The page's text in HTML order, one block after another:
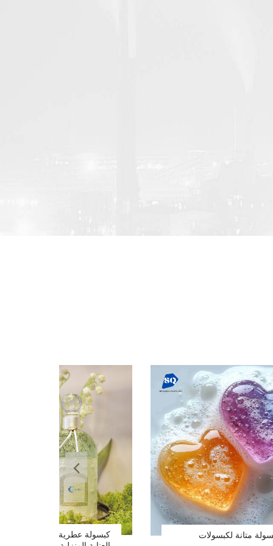
متانة لكبسولات
كبسولة عطرية صغيرة لمنتجات